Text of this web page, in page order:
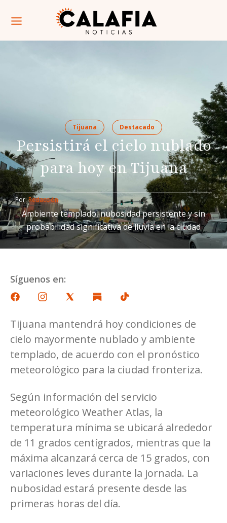
Tijuana Destacado
Persistirá el cielo nublado
para hoy en Tijuana
Por: Redacción
Ambiente templado, nubosidad persistente y sin
probabilidad significativa de lluvia en la ciudad
Síguenos en:
Tijuana mantendrá hoy condiciones de
cielo mayormente nublado y ambiente
templado, de acuerdo con el pronóstico
meteorológico para la ciudad fronteriza.
Según información del servicio
meteorológico Weather Atlas, la
temperatura mínima se ubicará alrededor
de 11 grados centígrados, mientras que la
máxima alcanzará cerca de 15 grados, con
variaciones leves durante la jornada. La
nubosidad estará presente desde las
primeras horas del día.